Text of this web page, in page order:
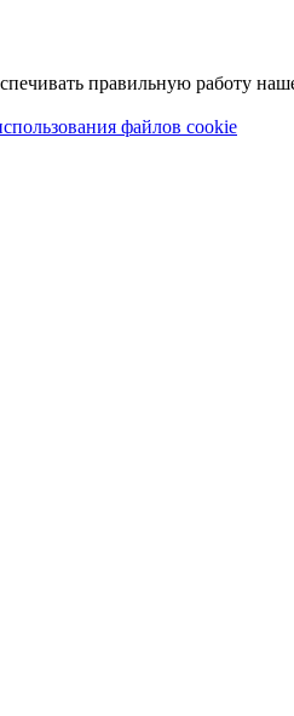
правильную работу
файлов cookie